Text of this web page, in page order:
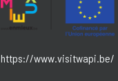
https://www.visitwapi.be/